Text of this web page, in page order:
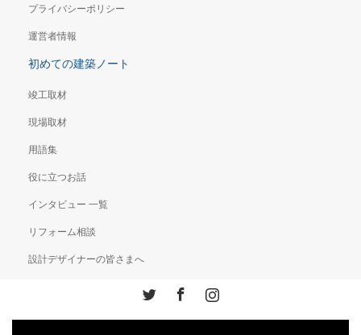
プライバシーポリシー
運営者情報
初めての建築ノート
竣工取材
現場取材
用語集
役に立つお話
インタビュー 一覧
リフォーム相談
設計デザイナーの皆さまへ
Instagram